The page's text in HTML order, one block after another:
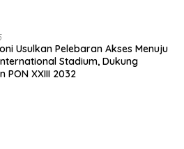
Usulkan Pelebaran Akses Menuju
Stadium, Dukung
PON XXIII 2032